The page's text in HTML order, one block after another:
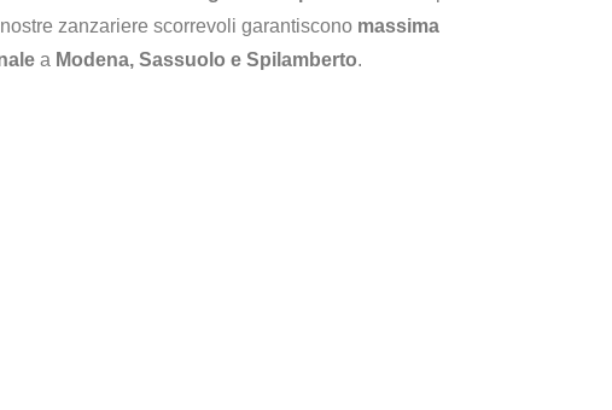
zanzariere scorrevoli garantiscono massima
a Modena, Sassuolo e Spilamberto.